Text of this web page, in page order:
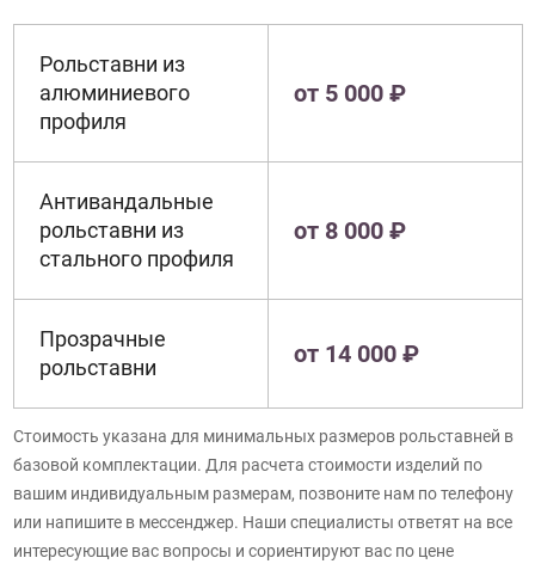
Рольставни из
алюминиевого
профиля
от 5 000 ₽
Антивандальные
рольставни из
стального профиля
от 8 000 ₽
Прозрачные
рольставни
от 14 000 ₽
Стоимость указана для минимальных размеров рольставней в
базовой комплектации. Для расчета стоимости изделий по
вашим индивидуальным размерам, позвоните нам по телефону
или напишите в мессенджер. Наши специалисты ответят на все
интересующие вас вопросы и сориентируют вас по цене